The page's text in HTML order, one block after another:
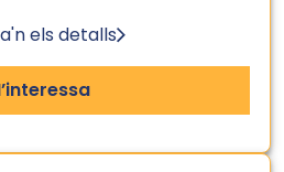
els detalls